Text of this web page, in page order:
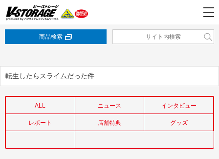
商品検索
転生したらスライムだった件
ALL ニュース インタビュー
レポート 店舗特典 グッズ